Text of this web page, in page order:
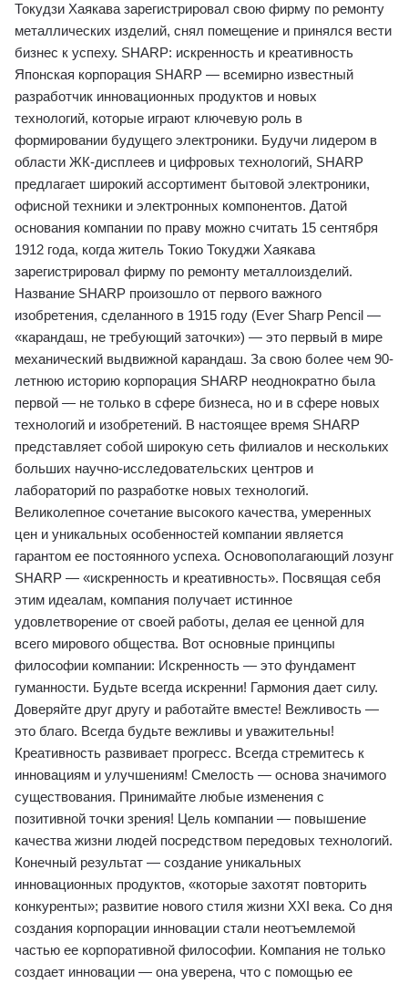
Токудзи Хаякава зарегистрировал свою фирму по ремонту
металлических изделий, снял помещение и принялся вести
бизнес к успеху. SHARP: искренность и креативность
Японская корпорация SHARP ― всемирно известный
разработчик инновационных продуктов и новых
технологий, которые играют ключевую роль в
формировании будущего электроники. Будучи лидером в
области ЖК-дисплеев и цифровых технологий, SHARP
предлагает широкий ассортимент бытовой электроники,
офисной техники и электронных компонентов. Датой
основания компании по праву можно считать 15 сентября
1912 года, когда житель Токио Токуджи Хаякава
зарегистрировал фирму по ремонту металлоизделий.
Название SHARP произошло от первого важного
изобретения, сделанного в 1915 году (Ever Sharp Pencil ―
«карандаш, не требующий заточки») ― это первый в мире
механический выдвижной карандаш. За свою более чем 90-
летнюю историю корпорация SHARP неоднократно была
первой ― не только в сфере бизнеса, но и в сфере новых
технологий и изобретений. В настоящее время SHARP
представляет собой широкую сеть филиалов и нескольких
больших научно-исследовательских центров и
лабораторий по разработке новых технологий.
Великолепное сочетание высокого качества, умеренных
цен и уникальных особенностей компании является
гарантом ее постоянного успеха. Основополагающий лозунг
SHARP ― «искренность и креативность». Посвящая себя
этим идеалам, компания получает истинное
удовлетворение от своей работы, делая ее ценной для
всего мирового общества. Вот основные принципы
философии компании: Искренность ― это фундамент
гуманности. Будьте всегда искренни! Гармония дает силу.
Доверяйте друг другу и работайте вместе! Вежливость ―
это благо. Всегда будьте вежливы и уважительны!
Креативность развивает прогресс. Всегда стремитесь к
инновациям и улучшениям! Смелость ― основа значимого
существования. Принимайте любые изменения с
позитивной точки зрения! Цель компании ― повышение
качества жизни людей посредством передовых технологий.
Конечный результат ― создание уникальных
инновационных продуктов, «которые захотят повторить
конкуренты»; развитие нового стиля жизни XXI века. Со дня
создания корпорации инновации стали неотъемлемой
частью ее корпоративной философии. Компания не только
создает инновации ― она уверена, что с помощью ее